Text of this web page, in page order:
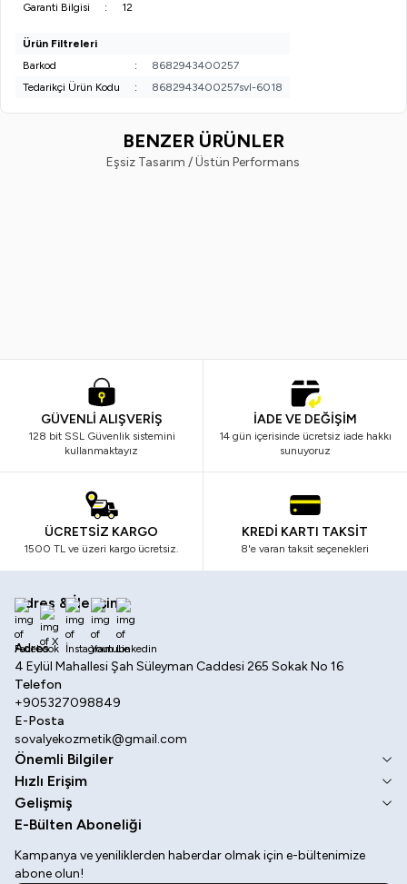
Garanti Bilgisi
: 12
Ürün Filtreleri
Barkod
:
8682943400257
Tedarikçi Ürün Kodu
: 8682943400257svl-6018
BENZER ÜRÜNLER
Eşsiz Tasarım / Üstün Performans
GÜVENLİ ALIŞVERİŞ
128 bit SSL Güvenlik sistemini
kullanmaktayız
İADE VE DEĞİŞİM
14 gün içerisinde ücretsiz iade hakkı
sunuyoruz
ÜCRETSİZ KARGO
1500 TL ve üzeri kargo ücretsiz.
KREDİ KARTI TAKSİT
8'e varan taksit seçenekleri
Adres & İletişim
Adres
4 Eylül Mahallesi Şah Süleyman Caddesi 265 Sokak No 16
Telefon
+905327098849
E-Posta
sovalyekozmetik@gmail.com
Facebook
X İnstagram
Youtube
Önemli Bilgiler
Hızlı Erişim
Gelişmiş
E-Bülten Aboneliği
Kampanya ve yeniliklerden haberdar olmak için e-bültenimize
abone olun!